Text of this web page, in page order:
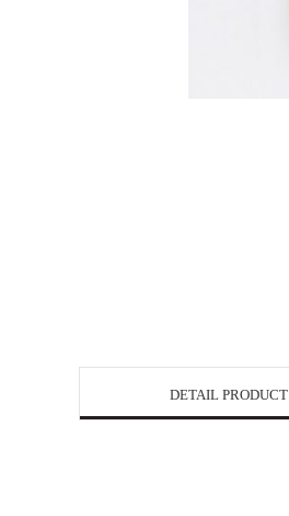
DETAIL PRODUCT